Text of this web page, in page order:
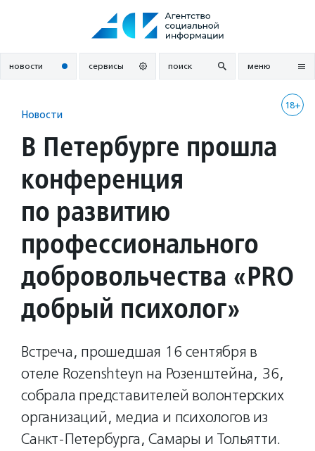
новости сервисы поиск меню
18+
Новости
В Петербурге прошла
конференция
по развитию
профессионального
добровольчества «PRO
добрый психолог»
Встреча, прошедшая 16 сентября в
отеле Rozenshteyn на Розенштейна, 36,
собрала представителей волонтерских
организаций, медиа и психологов из
Санкт-Петербурга, Самары и Тольятти.